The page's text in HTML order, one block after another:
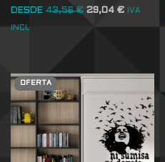
DESDE 43,56€ 29,04 € IVA
INCL
OFERTA